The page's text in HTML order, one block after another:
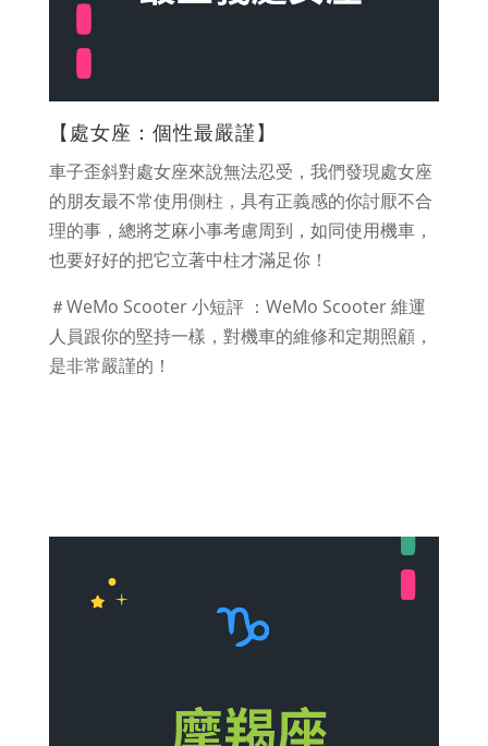
【處女座：個性最嚴謹】
車子歪斜對處女座來說無法忍受，我們發現處女座
的朋友最不常使用側柱，具有正義感的你討厭不合
理的事，總將芝麻小事考慮周到，如同使用機車，
也要好好的把它立著中柱才滿足你！
＃WeMo Scooter 小短評 ：WeMo Scooter 維運
人員跟你的堅持一樣，對機車的維修和定期照顧，
是非常嚴謹的！